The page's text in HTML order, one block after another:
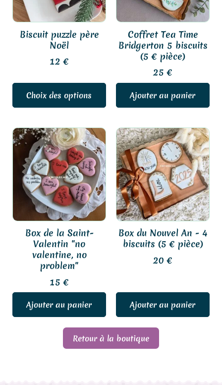
Biscuit puzzle père
Noël
12€
Choix des options
options
peuvent
être
choisies
produit
Coffret Tea Time
Bridgerton 5 biscuits
(5 € pièce)
25€
Ajouter au panier
Box de la Saint-
Valentin "no
valentine, no
problem"
15€
Ajouter au panier
Box du Nouvel An - 4
biscuits (5 € pièce)
20€
Ajouter au panier
Retour à la boutique